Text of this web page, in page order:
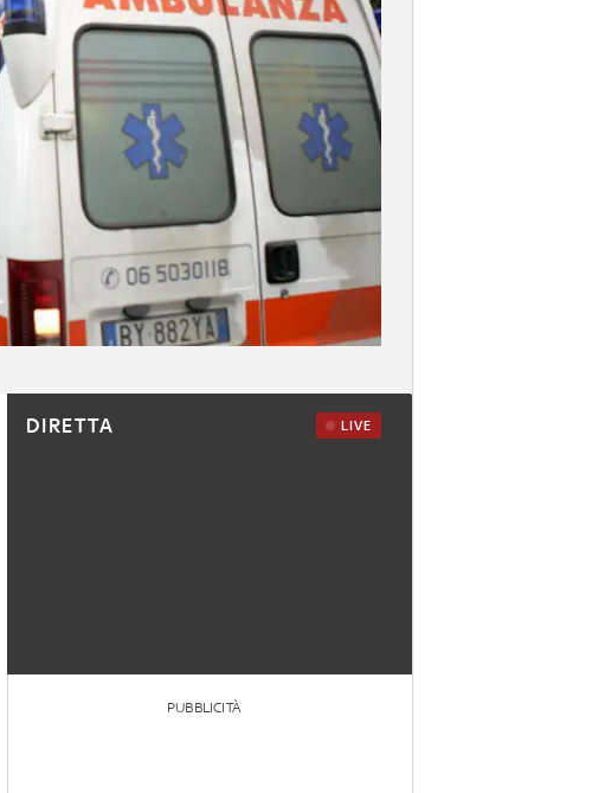
DIRETTA LIVE
PUBBLICITÀ